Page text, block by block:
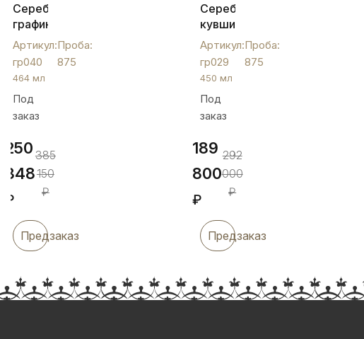
Серебряный
графин
как
торжественный
подарок
на
свадьбу,
гр040
Артикул:
гр040
Проба:
875
464 мл
Под
заказ
250
348
₽
385
150
₽
Предзаказ
Серебряный
кувшин
для
коньяка,
гр029
Артикул:
гр029
Проба:
875
450 мл
Под
заказ
189
800
₽
292
000
₽
Предзаказ